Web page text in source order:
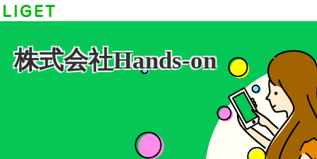
株式会社Hands-on